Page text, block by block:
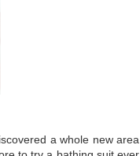
a whole new area